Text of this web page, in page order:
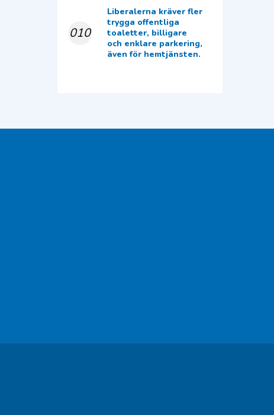
010
Liberalerna kräver fler
trygga offentliga
toaletter, billigare
och enklare parkering,
även för hemtjänsten.